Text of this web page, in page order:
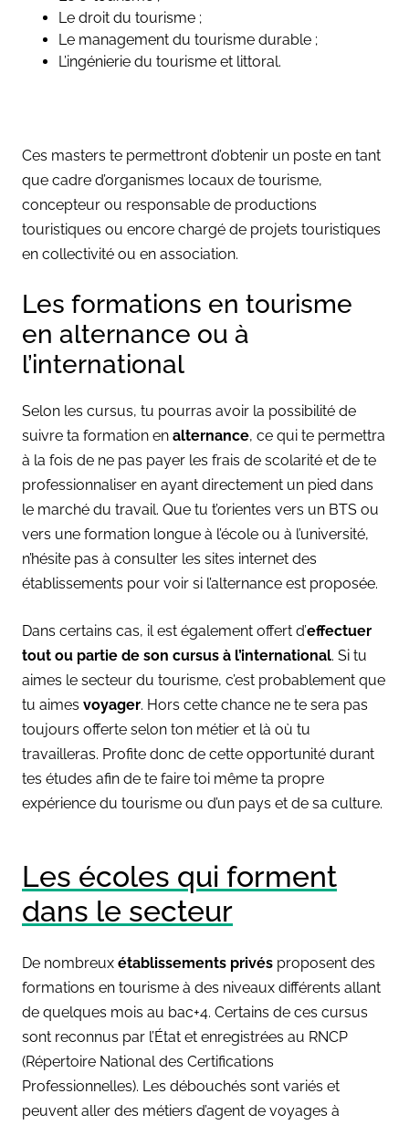
Le droit du tourisme ;
Le management du tourisme durable ;
L’ingénierie du tourisme et littoral.
Ces masters te permettront d’obtenir un poste en tant
que cadre d’organismes locaux de tourisme,
concepteur ou responsable de productions
touristiques ou encore chargé de projets touristiques
en collectivité ou en association.
Les formations en tourisme
en alternance ou à
l’international
Selon les cursus, tu pourras avoir la possibilité de
suivre ta formation en alternance, ce qui te permettra
à la fois de ne pas payer les frais de scolarité et de te
professionnaliser en ayant directement un pied dans
le marché du travail. Que tu t’orientes vers un BTS ou
vers une formation longue à l’école ou à l’université,
n’hésite pas à consulter les sites internet des
établissements pour voir si l’alternance est proposée.
Dans certains cas, il est également offert d’effectuer
tout ou partie de son cursus à l’international. Si tu
aimes le secteur du tourisme, c’est probablement que
tu aimes voyager. Hors cette chance ne te sera pas
toujours offerte selon ton métier et là où tu
travailleras. Profite donc de cette opportunité durant
tes études afin de te faire toi même ta propre
expérience du tourisme ou d’un pays et de sa culture.
Les écoles qui forment
dans le secteur
De nombreux établissements privés proposent des
formations en tourisme à des niveaux différents allant
de quelques mois au bac+4. Certains de ces cursus
sont reconnus par l’État et enregistrées au RNCP
(Répertoire National des Certifications
Professionnelles). Les débouchés sont variés et
peuvent aller des métiers d’agent de voyages à